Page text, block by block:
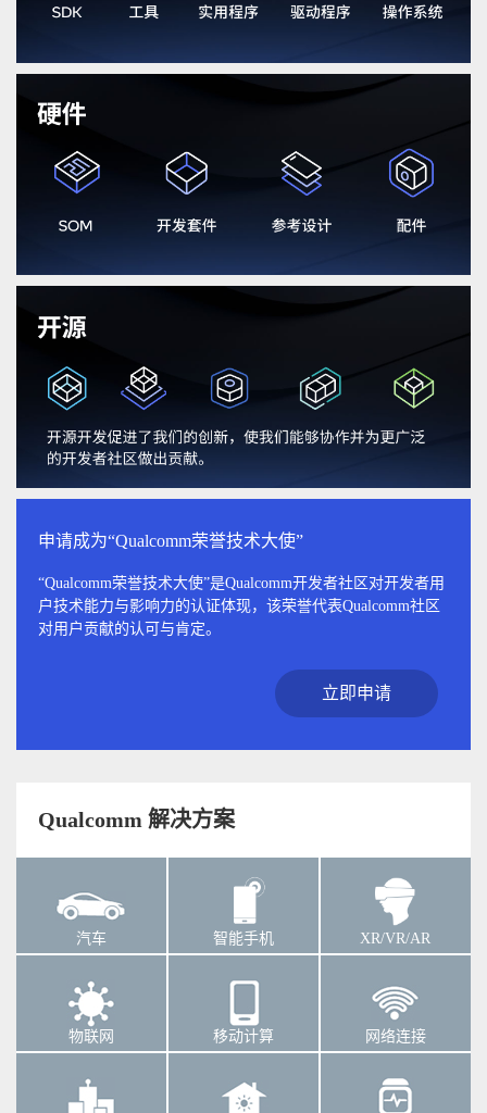
申请成为“Qualcomm荣誉技术大使”
“Qualcomm荣誉技术大使”是Qualcomm开发者社区对开发者用
户技术能力与影响力的认证体现，该荣誉代表Qualcomm社区
对用户贡献的认可与肯定。
立即申请
Qualcomm 解决方案
汽车 智能手机 XR/VR/AR
物联网 移动计算 网络连接